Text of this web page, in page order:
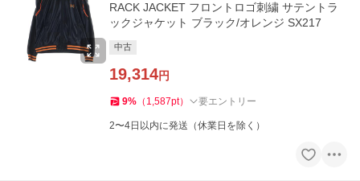
RACK JACKET フロントロゴ刺繍 サテントラ
ックジャケット ブラック/オレンジ SX217
中古
19,314円
9% （ 1,587pt） 要エントリー
2〜4日以内に発送（休業日を除く）